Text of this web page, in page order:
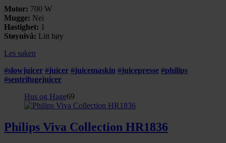
Motor: 700 W
Mugge: Nei
Hastighet: 1
Støynivå: Litt høy
Les saken
#slowjuicer #juicer #juicemaskin #juicepresse #philips
#sentrifugejuicer
Hus og Hage69
Philips Viva Collection HR1836